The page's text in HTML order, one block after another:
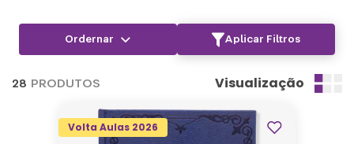
Aplicar Filtros
28 PRODUTOS Visualização
Volta Aulas 2026